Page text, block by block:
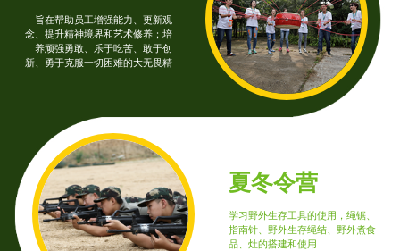
旨在帮助员工增强能力、更新观
念、提升精神境界和艺术修养；培
养顽强勇敢、乐于吃苦、敢于创
新、勇于克服一切困难的大无畏精
夏冬令营
学习野外生存工具的使用，绳锯、
指南针、野外生存绳结、野外煮食
品、灶的搭建和使用